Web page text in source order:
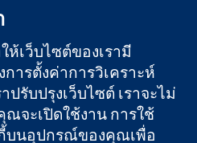
Kingdom
About us
ตำแหน่งงาน
Cochrane
Library
ห้เว็บไซต์ของเรามี
ารตั้งค่าการวิเคราะห์
ปรับปรุงเว็บไซต์ เราจะไม่
จะเปิดใช้งาน การใช้
บนอุปกรณ์ของคุณเพื่อ